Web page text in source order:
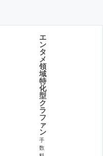
エ
ン
タ
メ
領
域
特
化
型
ク
ラ
フ
ァ
ン
手
数